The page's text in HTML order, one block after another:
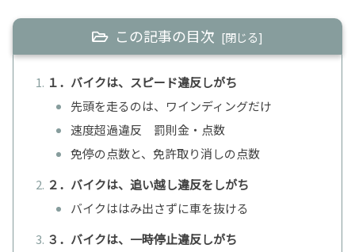
この記事の目次
１．バイクは、スピード違反しがち
先頭を走るのは、ワインディングだけ
速度超過違反 罰則金・点数
免停の点数と、免許取り消しの点数
２．バイクは、追い越し違反をしがち
バイクははみ出さずに車を抜ける
３．バイクは、一時停止違反しがち